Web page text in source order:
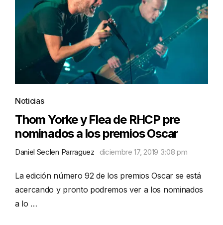
Noticias
Thom Yorke y Flea de RHCP pre
nominados a los premios Oscar
Daniel Seclen Parraguez diciembre 17, 2019 3:08 pm
La edición número 92 de los premios Oscar se está
acercando y pronto podremos ver a los nominados
a lo …